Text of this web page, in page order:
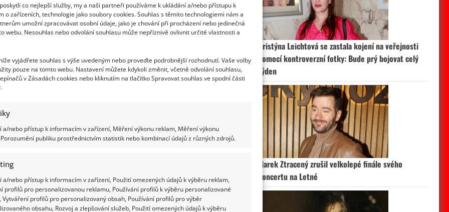
co nejlepší služby, my a naši partneři používáme k ukládání a/nebo přístupu k
o zařízeních, technologie jako soubory cookies. Souhlas s těmito technologiemi nám a
umožní zpracovávat osobní údaje, jako je chování při procházení nebo jedinečná
webu. Nesouhlas nebo odvolání souhlasu může nepříznivě ovlivnit určité vlastnosti a
vyjádřete souhlas s výše uvedeným nebo proveďte podrobnější rozhodnutí. Vaše volby
pouze na tomto webu. Nastavení můžete kdykoli změnit, včetně odvolání souhlasu,
v Zásadách cookies nebo kliknutím na tlačítko Spravovat souhlas ve spodní části
a/nebo přístup k informacím v zařízení, Měření výkonu reklam, Měření výkonu
publiku prostřednictvím statistik nebo kombinací údajů z různých zdrojů.
a/nebo přístup k informacím v zařízení, Použití omezených údajů k výběru reklam,
profilů pro personalizovanou reklamu, Používání profilů k výběru personalizované
Vytváření profilů pro personalizovaný obsah, Používání profilů pro výběr
obsahu, Rozvoj a zlepšování služeb, Použití omezených údajů k výběru
Kristýna Leichtová se zastala kojení na veřejnosti
pomocí kontroverzní fotky: Bude prý bojovat celý
týden
Marek Ztracený zrušil velkolepé finále svého
koncertu na Letné